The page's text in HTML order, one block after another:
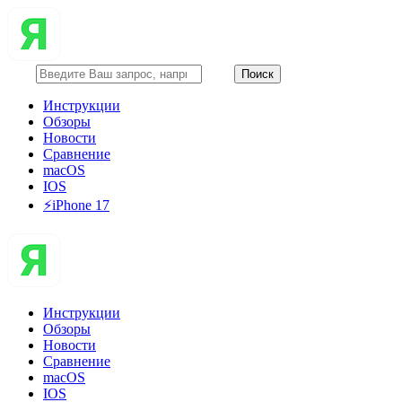
Инструкции
Обзоры
Новости
Сравнение
macOS
IOS
⚡️iPhone 17
Инструкции
Обзоры
Новости
Сравнение
macOS
IOS